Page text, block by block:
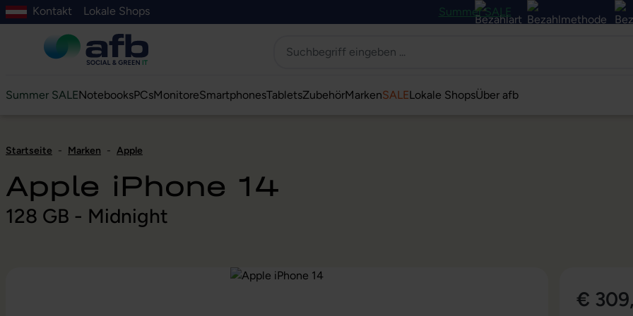
springen
Suche springen
Zur Hauptnavigation springen
Zur Navigation der B2B-Plattform springen
Kontakt Lokale Shops Summer SALE
Summer SALENotebooksPCsMonitoreSmartphonesTabletsZubehörMarkenSALELokale ShopsÜber afb
Startseite - Marken - Apple
Apple iPhone 14
128 GB - Midnight
€